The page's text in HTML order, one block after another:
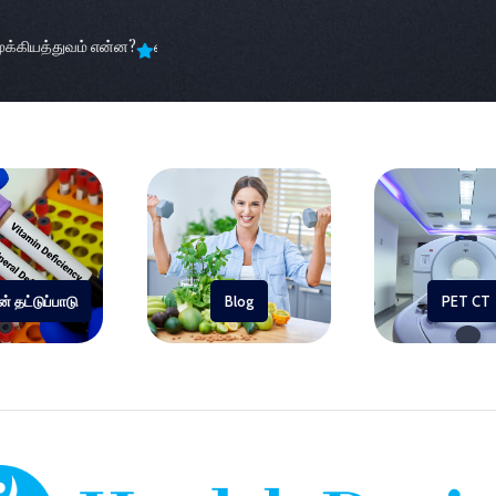
என்ன? எக்ஸ்ரே, சிடி ஸ்கேன் மற்றும் MRI
தட்டுப்பாடு Blog PET CT